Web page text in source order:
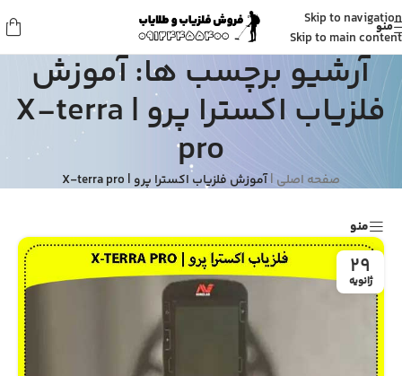
Skip to navigation
Skip to main content
منو
آرشیو برچسب ها: آموزش
فلزیاب اکسترا پرو | X-terra
pro
صفحه اصلی |آموزش فلزیاب اکسترا پرو | X-terra pro
منو
29
ژانویه